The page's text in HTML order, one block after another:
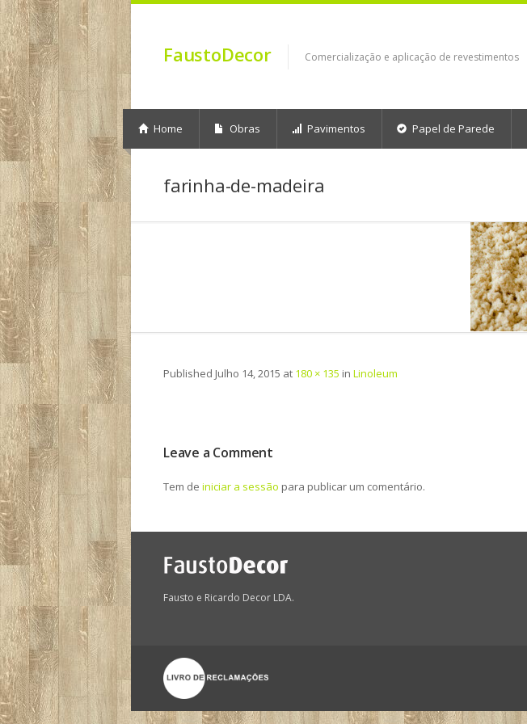
FaustoDecor Comercialização e aplicação de revestimentos
Home Obras Pavimentos Papel de Parede
farinha-de-madeira
Published Julho 14, 2015 at 180 × 135 in Linoleum
Leave a Comment
Tem de iniciar a sessão para publicar um comentário.
Fausto e Ricardo Decor LDA.